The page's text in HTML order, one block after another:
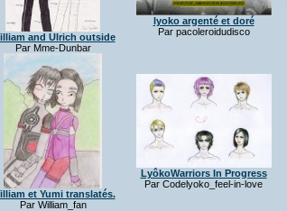
and Ulrich outside
Par Mme-Dunbar
lyoko argenté et doré
Par pacoleroidudisco
et Yumi translatés.
Par William_fan
LyôkoWarriors In Progress
Par Codelyoko_feel-in-love